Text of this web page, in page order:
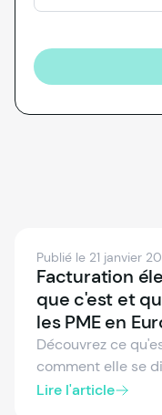
Publié le 21 janvier
Facturation
que c'est et
les PME en
Découvrez ce
comment elle se
dématérialisés.
Lire l'article